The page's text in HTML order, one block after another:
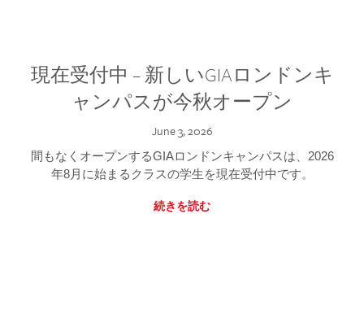
現在受付中 – 新しいGIAロンドンキ
ャンパスが今秋オープン
June 3, 2026
間もなくオープンするGIAロンドンキャンパスは、2026
年8月に始まるクラスの学生を現在受付中です。
続きを読む